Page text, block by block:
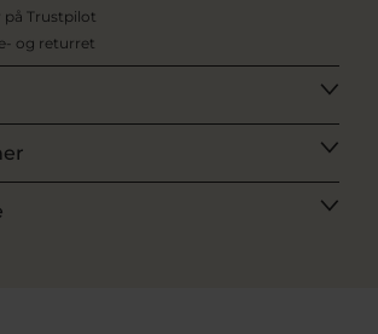
på Trustpilot
og returret